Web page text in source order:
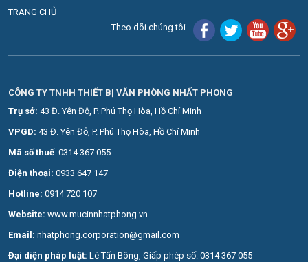
TRANG CHỦ
Theo dõi chúng tôi
CÔNG TY TNHH THIẾT BỊ VĂN PHÒNG NHẤT PHONG
Trụ sở: 43 Đ. Yên Đỗ, P. Phú Thọ Hòa, Hồ Chí Minh
VPGD: 43 Đ. Yên Đỗ, P. Phú Thọ Hòa, Hồ Chí Minh
Mã số thuế: 0314 367 055
Điện thoại: 0933 647 147
Hotline: 0914 720 107
Website: www.mucinnhatphong.vn
Email: nhatphong.corporation@gmail.com
Đại diện pháp luật: Lê Tấn Bông, Giấp phép số: 0314 367 055